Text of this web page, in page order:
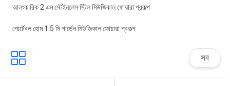
আলংকারিক 2 এম স্টেইনলেস স্টিল মিউজিকাল ফোয়ারা প্রকল্প
পোর্টেবল হোম 1.5 মি গার্ডেন মিউজিকাল ফোয়ারা প্রকল্প
সব